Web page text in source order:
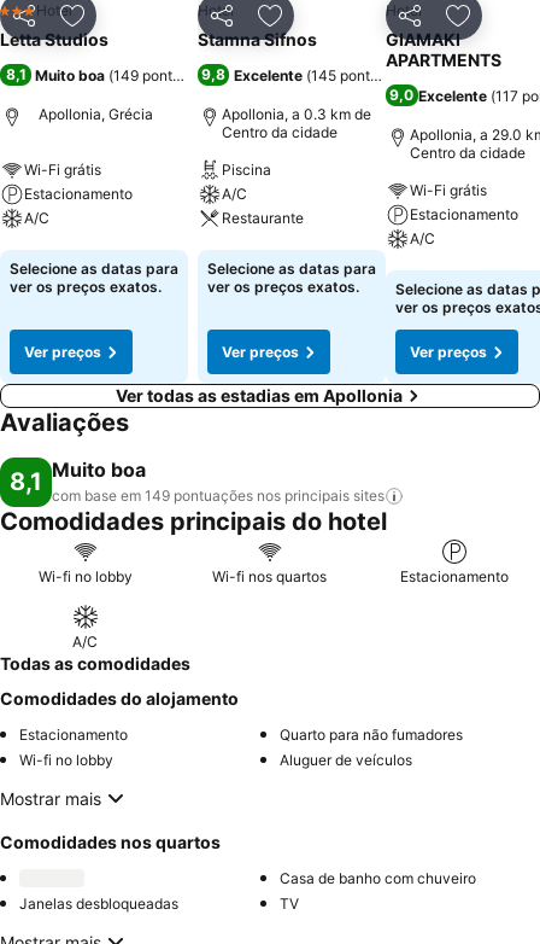
PartilharAdicionar aos favoritos
3 Estrelas
Hotel
Letta Studios
8,1 Muito boa (149 pontuações)
Apollonia, Grécia
Wi-Fi grátis
Estacionamento
A/C
Ver preços
Selecione as datas para
ver os preços exatos.
Ver preços
PartilharAdicionar aos favoritos
Hotel
Stamna Sifnos
9,8 Excelente (145 pontuações
Apollonia, a 0.3 km de
Centro da cidade
Piscina
A/C
Restaurante
Ver preços
Selecione as datas para
ver os preços exatos.
Ver preços
Partilhar
Hotel
GIAMAKI
APARTMENTS
9,0 Excelente (117
Apollonia, a 29.0
Centro da cidade
Wi-Fi grátis
Estacionamento
A/C
Ver preços
Selecione as datas
ver os preços
Ver preços
Ver todas as estadias em Apollonia
Avaliações
8,1 Muito boa
com base em 149 pontuações nos principais sites
Comodidades principais do hotel
Wi-fi no lobby Wi-fi nos quartos Estacionamento
A/C
Todas as comodidades
Comodidades do alojamento
Estacionamento
Quarto para não fumadores
Wi-fi no lobby
Aluguer de veículos
Mostrar mais
Comodidades nos quartos
Casa de banho com chuveiro
Janelas desbloqueadas
TV